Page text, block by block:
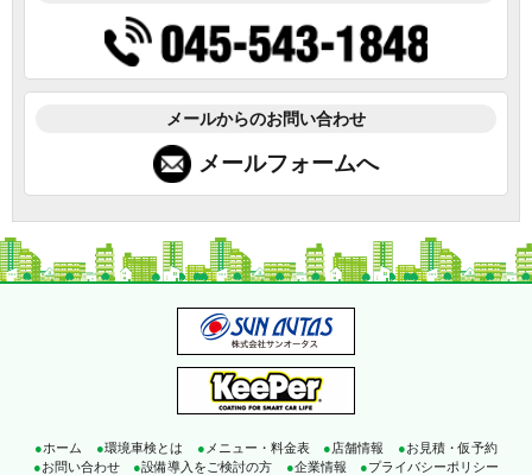
メールからのお問い合わせ
メールフォームへ
●ホーム ●環境車検とは ● メニュー・料金表 ●店舗情報 ●お見積・仮予約
●お問い合わせ ●設備導入をご検討の方 ●企業情報 ●プライバシーポリシー